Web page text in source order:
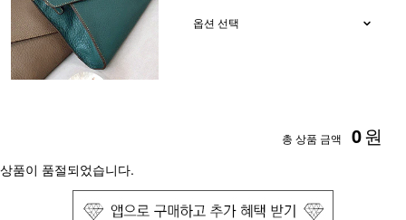
총 상품 금액 0원
상품이 품절되었습니다.